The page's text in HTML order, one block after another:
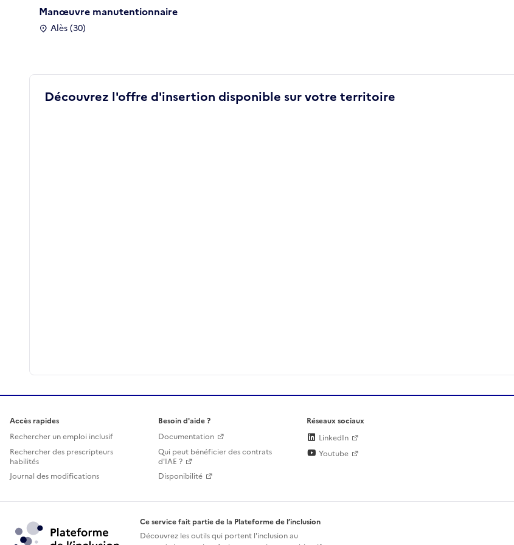
Manœuvre manutentionnaire
Alès (30)
Découvrez l'offre d'insertion disponible sur votre territoire
Accès rapides
Rechercher un emploi inclusif
Rechercher des prescripteurs
habilités
Journal des modifications
Besoin d'aide ?
Documentation
Qui peut bénéficier des contrats
d'IAE ?
Disponibilité
Réseaux sociaux
LinkedIn
Youtube
Ce service fait partie de la Plateforme de l’inclusion
Découvrez les outils qui portent l'inclusion au